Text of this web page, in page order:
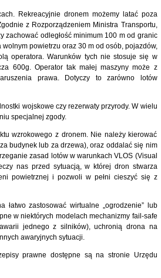
Rekreacyjnie dronem możemy latać poza
z Rozporządzeniem Ministra Transportu,
zachować odległość minimum 100 m od granic
powietrzu oraz 30 m od osób, pojazdów,
operatora. Warunków tych nie stosuje się w
600g. Operator tak małej maszyny może z
prawa. Dotyczy to zarówno lotów
wojskowe czy rezerwaty przyrody. W wielu
specjalnej zgody.
wzrokowego z dronem. Nie należy kierować
budynek lub za drzewa), oraz oddalać się nim
zasad lotów w warunkach VLOS (Visual
nas przed sytuacją, w której dron stwarza
powietrznej i pozwoli w pełni cieszyć się z
zastosować wirtualne „ogrodzenie” lub
w niektórych modelach mechanizmy fail-safe
jednego z silników), uchronią drona na
awaryjnych sytuacji.
prawne dostępne są na stronie Urzędu